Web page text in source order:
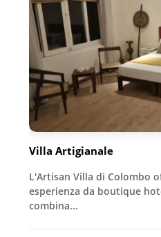
Villa Artigianale
L'Artisan Villa di Colombo
esperienza da boutique
combina...